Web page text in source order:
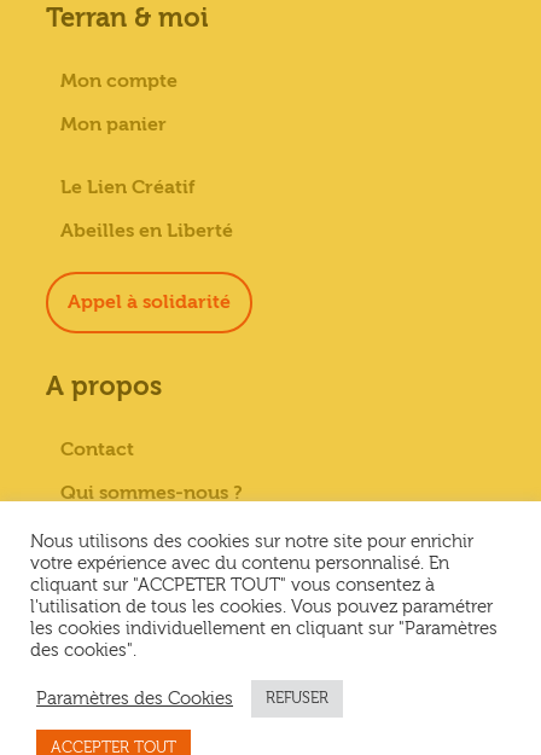
Terran & moi
Mon compte
Mon panier
Le Lien Créatif
Abeilles en Liberté
Appel à solidarité
A propos
Contact
Qui sommes-nous ?
Paiement sécurisé
Mentions Légales
Conditions générales de vente
Politique de confidentialité
Nous utilisons des cookies sur notre site pour enrichir
votre expérience avec du contenu personnalisé. En
cliquant sur "ACCPETER TOUT" vous consentez à
l'utilisation de tous les cookies. Vous pouvez paramétrer
les cookies individuellement en cliquant sur "Paramètres
des cookies".
Paramètres des Cookies REFUSER
ACCEPTER TOUT